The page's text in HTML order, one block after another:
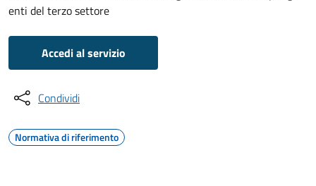
enti del terzo settore
Accedi al servizio
Condividi
Normativa di riferimento